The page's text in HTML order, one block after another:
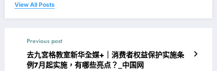
View All Posts
Previous post
去九宮格教室新华全媒+｜消费者权益保护实施条
例7月起实施，有哪些亮点？_中国网